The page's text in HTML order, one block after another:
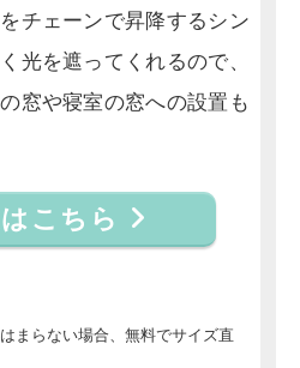
チェーンで昇降するシン
光を遮ってくれるので、
窓や寝室の窓への設置も
こちら
まらない場合、無料でサイズ直